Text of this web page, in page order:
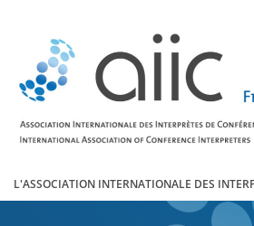
L'ASSOCIATION INTERNATIONALE DES